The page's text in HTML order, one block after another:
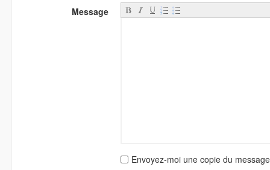
Message
Envoyez-moi une copie du message